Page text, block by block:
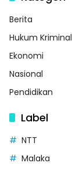
Berita
Hukum Kriminal
Ekonomi
Nasional
Pendidikan
Label
NTT
Malaka